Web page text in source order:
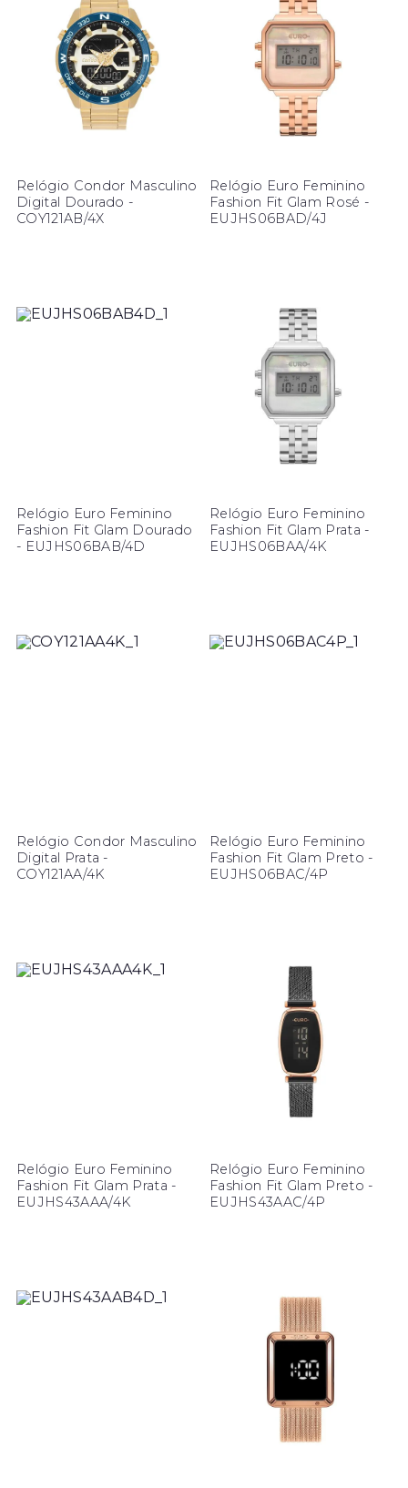
Relógio Condor Masculino
Digital Dourado -
COY121AB/4X
Relógio Euro Feminino
Fashion Fit Glam Rosé -
EUJHS06BAD/4J
Relógio Euro Feminino
Fashion Fit Glam Dourado
- EUJHS06BAB/4D
Relógio Euro Feminino
Fashion Fit Glam Prata -
EUJHS06BAA/4K
Relógio Condor Masculino
Digital Prata -
COY121AA/4K
Relógio Euro Feminino
Fashion Fit Glam Preto -
EUJHS06BAC/4P
Relógio Euro Feminino
Fashion Fit Glam Prata -
EUJHS43AAA/4K
Relógio Euro Feminino
Fashion Fit Glam Preto -
EUJHS43AAC/4P